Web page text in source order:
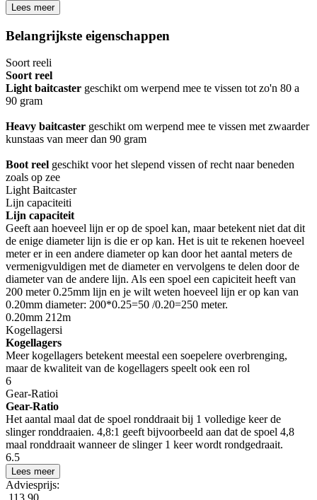
Lees meer
Belangrijkste eigenschappen
Soort reeli
Soort reel
Light baitcaster geschikt om werpend mee te vissen tot zo'n 80 a
90 gram
Heavy baitcaster geschikt om werpend mee te vissen met zwaarder
kunstaas van meer dan 90 gram
Boot reel geschikt voor het slepend vissen of recht naar beneden
zoals op zee
Light Baitcaster
Lijn capaciteiti
Lijn capaciteit
Geeft aan hoeveel lijn er op de spoel kan, maar betekent niet dat dit
de enige diameter lijn is die er op kan. Het is uit te rekenen hoeveel
meter er in een andere diameter op kan door het aantal meters de
vermenigvuldigen met de diameter en vervolgens te delen door de
diameter van de andere lijn. Als een spoel een capiciteit heeft van
200 meter 0.25mm lijn en je wilt weten hoeveel lijn er op kan van
0.20mm diameter: 200*0.25=50 /0.20=250 meter.
0.20mm 212m
Kogellagersi
Kogellagers
Meer kogellagers betekent meestal een soepelere overbrenging,
maar de kwaliteit van de kogellagers speelt ook een rol
6
Gear-Ratioi
Gear-Ratio
Het aantal maal dat de spoel ronddraait bij 1 volledige keer de
slinger ronddraaien. 4,8:1 geeft bijvoorbeeld aan dat de spoel 4,8
maal ronddraait wanneer de slinger 1 keer wordt rondgedraait.
6.5
Lees meer
Adviesprijs: